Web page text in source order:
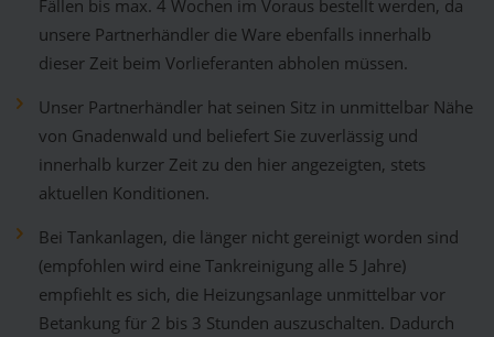
Fällen bis max. 4 Wochen im Voraus bestellt werden, da
unsere Partnerhändler die Ware ebenfalls innerhalb
dieser Zeit beim Vorlieferanten abholen müssen.
Unser Partnerhändler hat seinen Sitz in unmittelbar Nähe
von Gnadenwald und beliefert Sie zuverlässig und
innerhalb kurzer Zeit zu den hier angezeigten, stets
aktuellen Konditionen.
Bei Tankanlagen, die länger nicht gereinigt worden sind
(empfohlen wird eine Tankreinigung alle 5 Jahre)
empfiehlt es sich, die Heizungsanlage unmittelbar vor
Betankung für 2 bis 3 Stunden auszuschalten. Dadurch